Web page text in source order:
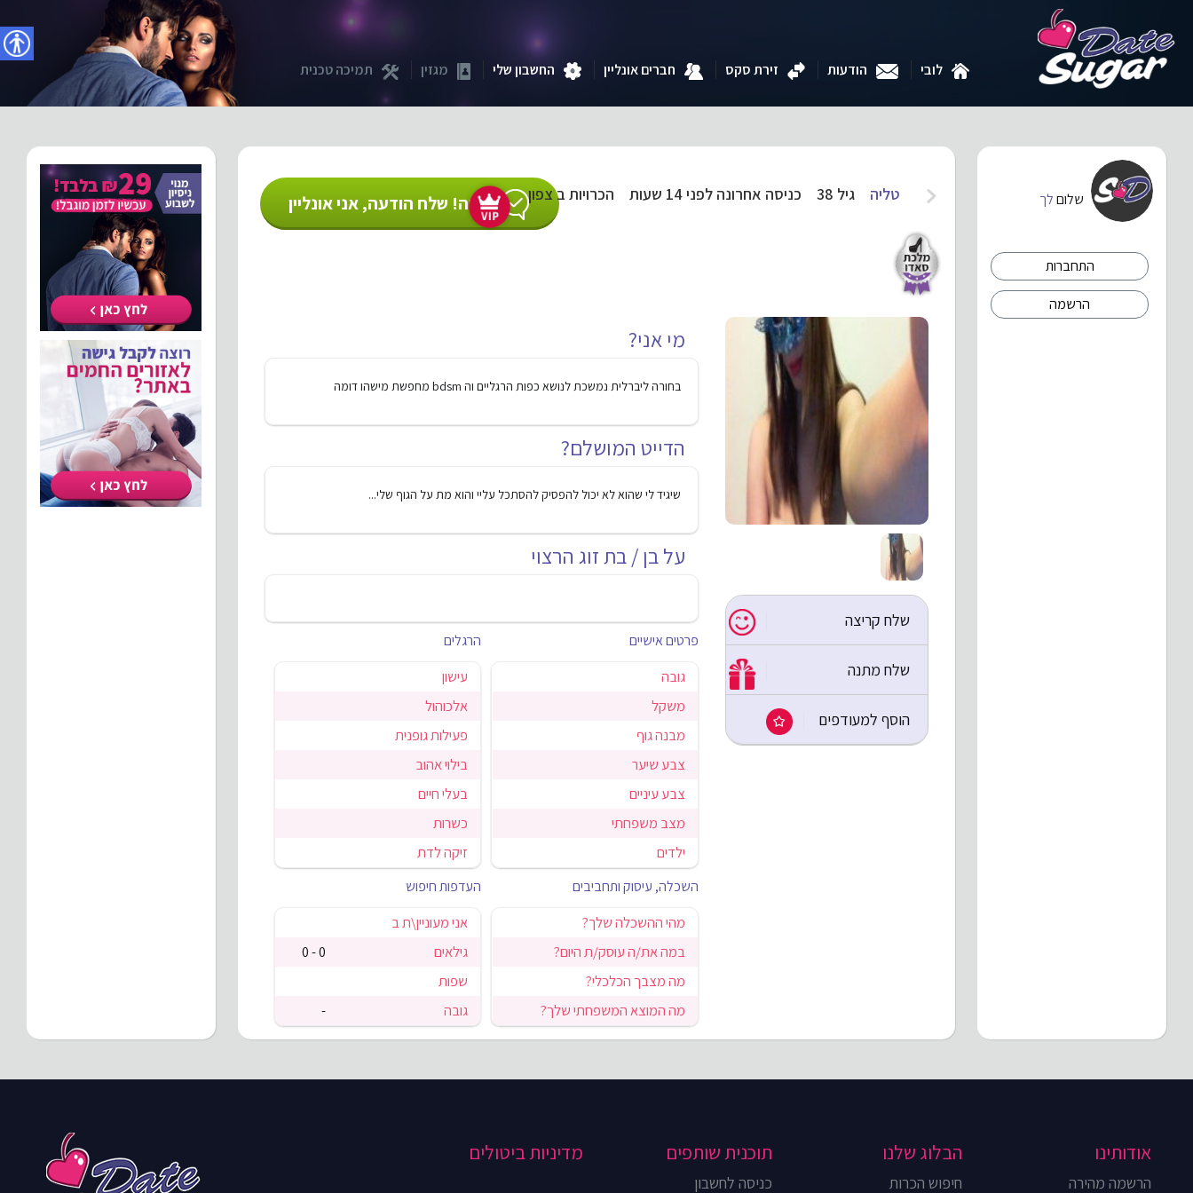
לובי הודעות זירת סקס חברים אונליין החשבון שלי מגזין תמיכה טכנית
פנויה! שלח הודעה, אני אונליין טליה גיל 38 כניסה אחרונה לפני 14 שעות הכרויות ב צפון
שלח קריצה
שלח מתנה
הוסף למעודפים
מי אני?
בחורה ליברלית נמשכת לנושא כפות הרגליים וה bdsm מחפשת מישהו דומה
הדייט המושלם?
שיגיד לי שהוא לא יכול להפסיק להסתכל עליי והוא מת על הגוף שלי...
על בן / בת זוג הרצוי
הרגלים
עישון
אלכוהול
פעילות גופנית
בילוי אהוב
בעלי חיים
כשרות
זיקה לדת
פרטים אישיים
גובה
משקל
מבנה גוף
צבע שיער
צבע עיניים
מצב משפחתי
ילדים
העדפות חיפוש
אני מעוניין\ת ב
גילאים
0 - 0
שפות
גובה
-
השכלה, עיסוק ותחביבים
מהי ההשכלה שלך?
במה את/ה עוסק/ת היום?
מה מצבך הכלכלי?
מה המוצא המשפחתי שלך?
שלוםלך
התחברות
הרשמה
אודותינו
הרשמה מהירה
הבלוג שלנו
חיפוש הכרות
תוכנית שותפים
כניסה לחשבון
מדיניות ביטולים